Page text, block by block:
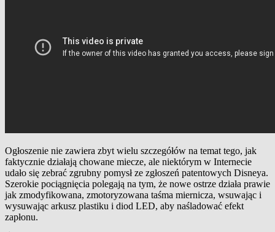
Ogłoszenie nie zawiera zbyt wielu szczegółów na temat tego, jak
faktycznie działają chowane miecze, ale niektórym w Internecie
udało się zebrać zgrubny pomysł ze zgłoszeń patentowych Disneya.
Szerokie pociągnięcia polegają na tym, że nowe ostrze działa prawie
jak zmodyfikowana, zmotoryzowana taśma miernicza, wsuwając i
wysuwając arkusz plastiku i diod LED, aby naśladować efekt
zapłonu.